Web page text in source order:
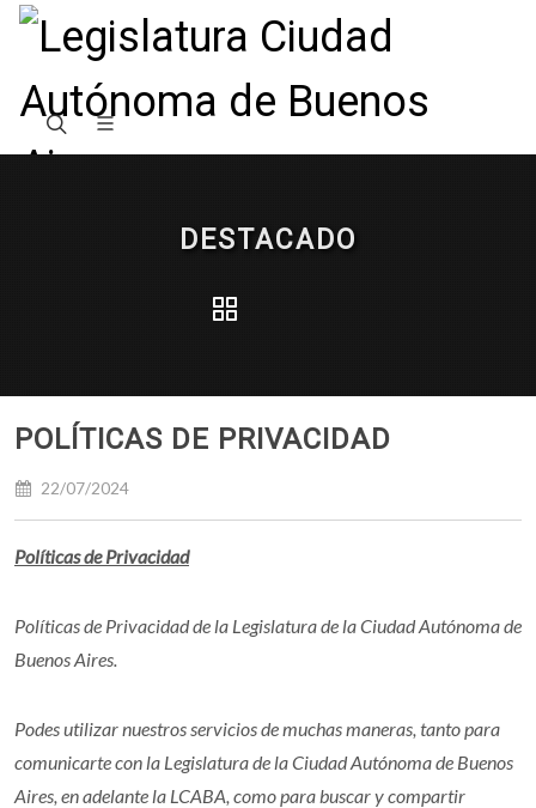
DESTACADO
POLÍTICAS DE PRIVACIDAD
22/07/2024
Políticas de Privacidad
Políticas de Privacidad de la Legislatura de la Ciudad Autónoma de
Buenos Aires.
Podes utilizar nuestros servicios de muchas maneras, tanto para
comunicarte con la Legislatura de la Ciudad Autónoma de Buenos
Aires, en adelante la LCABA, como para buscar y compartir